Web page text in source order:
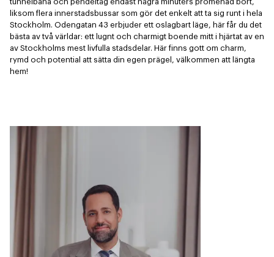
tunnelbana och pendeltåg endast några minuters promenad bort,
liksom flera innerstadsbussar som gör det enkelt att ta sig runt i hela
Stockholm. Odengatan 43 erbjuder ett oslagbart läge, här får du det
bästa av två världar: ett lugnt och charmigt boende mitt i hjärtat av en
av Stockholms mest livfulla stadsdelar. Här finns gott om charm,
rymd och potential att sätta din egen prägel, välkommen att längta
hem!